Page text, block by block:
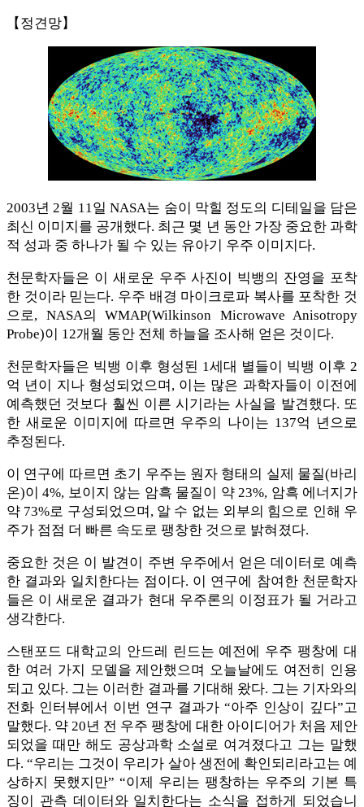
【정견망】
2003년 2월 11일 NASA는 숨이 막힐 정도의 디테일을 담은
최신 이미지를 공개했다. 최근 몇 년 동안 가장 중요한 과학
적 성과 중 하나가 될 수 있는 유아기 우주 이미지다.
천문학자들은 이 새로운 우주 사진이 빅뱅의 잔영을 포착
한 것이라 믿는다. 우주 배경 마이크로파 복사를 포착한 것
으로, NASA의 WMAP(Wilkinson Microwave Anisotropy
Probe)이 12개월 동안 전체 하늘을 조사해 얻은 것이다.
천문학자들은 빅뱅 이후 형성된 1세대 별들이 빅뱅 이후 2
억 년이 지나 형성되었으며, 이는 많은 과학자들이 이전에
예측했던 것보다 훨씬 이른 시기라는 사실을 발견했다. 또
한 새로운 이미지에 따르면 우주의 나이는 137억 년으로
추정된다.
이 연구에 따르면 초기 우주는 원자 형태의 실제 물질(바리
온)이 4%, 보이지 않는 암흑 물질이 약 23%, 암흑 에너지가
약 73%로 구성되었으며, 알 수 없는 외부의 힘으로 인해 우
주가 점점 더 빠른 속도로 팽창한 것으로 밝혀졌다.
중요한 것은 이 발견이 주변 우주에서 얻은 데이터로 예측
한 결과와 일치한다는 점이다. 이 연구에 참여한 천문학자
들은 이 새로운 결과가 현대 우주론의 이정표가 될 거라고
생각한다.
스탠포드 대학교의 안드레 린드는 예전에 우주 팽창에 대
한 여러 가지 모델을 제안했으며 오늘날에도 여전히 인용
되고 있다. 그는 이러한 결과를 기대해 왔다. 그는 기자와의
전화 인터뷰에서 이번 연구 결과가 “아주 인상이 깊다”고
말했다. 약 20년 전 우주 팽창에 대한 아이디어가 처음 제안
되었을 때만 해도 공상과학 소설로 여겨졌다고 그는 말했
다. “우리는 그것이 우리가 살아 생전에 확인되리라고는 예
상하지 못했지만” “이제 우리는 팽창하는 우주의 기본 특
징이 관측 데이터와 일치한다는 소식을 접하게 되었습니